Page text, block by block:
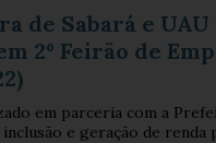
de Sabará e
2º Feirão de
em parceria com a
e geração de renda